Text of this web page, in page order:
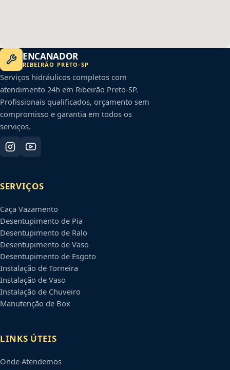
ENCANADOR
RIBEIRÃO PRETO-SP
Serviços hidráulicos completos com
atendimento 24h em Ribeirão Preto-SP.
Profissionais qualificados, orçamento sem
compromisso e garantia em todos os
serviços.
SERVIÇOS
Caça Vazamento
Desentupimento de Pia
Desentupimento de Ralo
Desentupimento de Vaso
Desentupimento de Esgoto
Instalação de Torneira
Instalação de Vaso
Instalação de Chuveiro
Manutenção de Box
LINKS ÚTEIS
Onde Atendemos